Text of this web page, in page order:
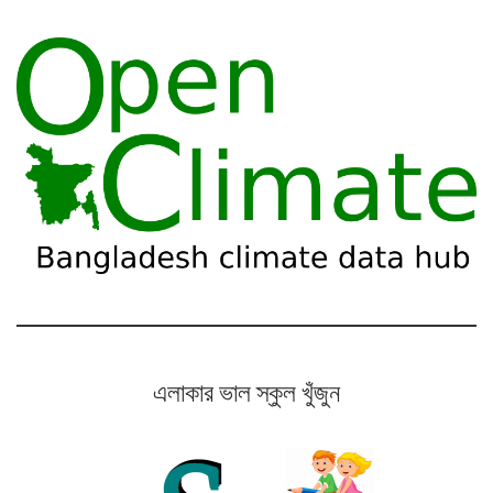
এলাকার ভাল স্কুল খুঁজুন